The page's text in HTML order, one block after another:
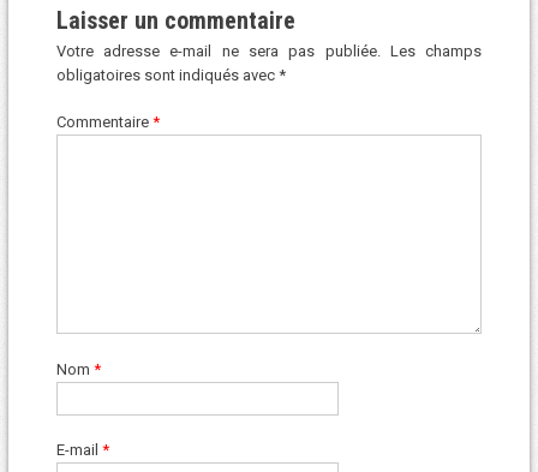
Laisser un commentaire
Votre adresse e-mail ne sera pas publiée.
Les champs
obligatoires sont indiqués avec *
Commentaire *
Nom *
E-mail *